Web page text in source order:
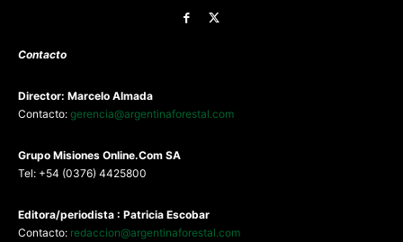
Contacto
Director: Marcelo Almada
Contacto: gerencia@argentinaforestal.com
Grupo Misiones Online.Com SA
Tel: +54 (0376) 4425800
Editora/periodista : Patricia Escobar
Contacto: redaccion@argentinaforestal.com